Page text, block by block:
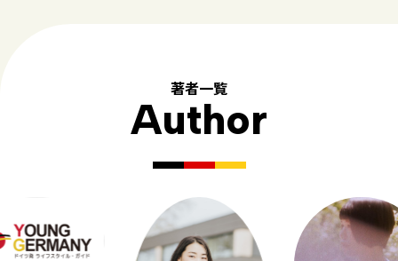
著者一覧
Author